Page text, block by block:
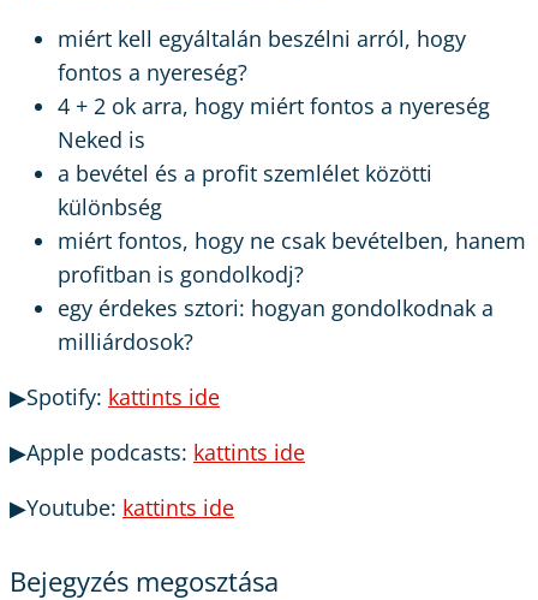
miért kell egyáltalán beszélni arról, hogy
fontos a nyereség?
4 + 2 ok arra, hogy miért fontos a nyereség
Neked is
a bevétel és a profit szemlélet közötti
különbség
miért fontos, hogy ne csak bevételben, hanem
profitban is gondolkodj?
egy érdekes sztori: hogyan gondolkodnak a
milliárdosok?
▶Spotify: kattints ide
▶Apple podcasts: kattints ide
▶Youtube: kattints ide
Bejegyzés megosztása